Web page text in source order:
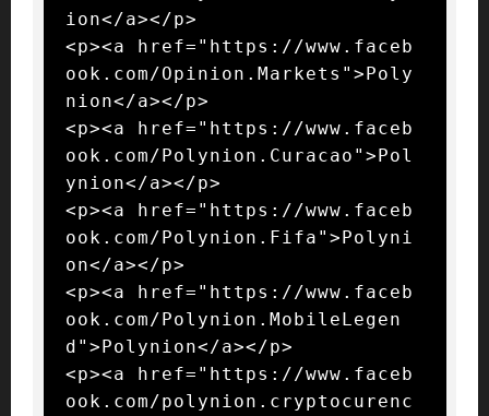
ion</a></p>
<p><a href="https://www.faceb
ook.com/Opinion.Markets">Poly
nion</a></p>
<p><a href="https://www.faceb
ook.com/Polynion.Curacao">Pol
ynion</a></p>
<p><a href="https://www.faceb
ook.com/Polynion.Fifa">Polyni
on</a></p>
<p><a href="https://www.faceb
ook.com/Polynion.MobileLegen
d">Polynion</a></p>
<p><a href="https://www.faceb
ook.com/polynion.cryptocurenc